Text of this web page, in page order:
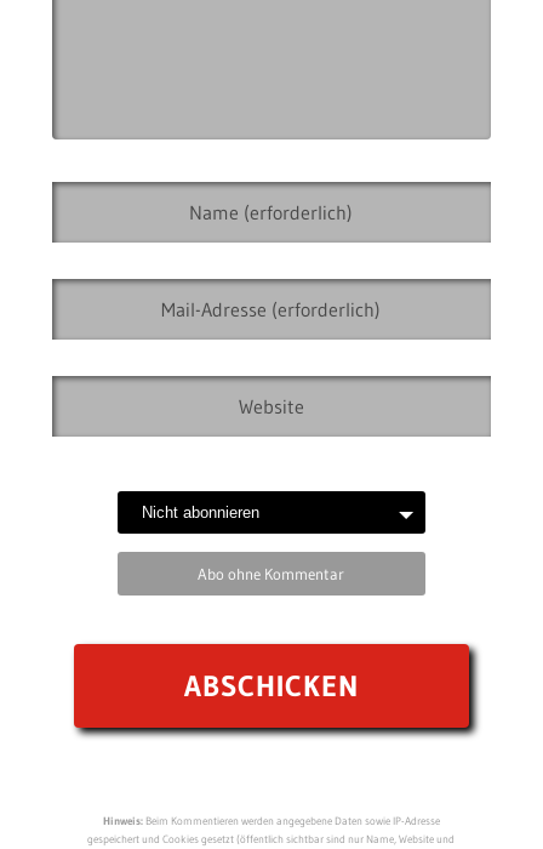
Abo ohne Kommentar
Hinweis:Beim Kommentieren werden angegebene Daten sowie IP-Adresse
gespeichert und Cookies gesetzt (öffentlich sichtbar sind nur Name, Website und